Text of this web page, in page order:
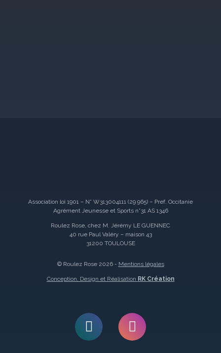
Association loi 1901 – N° W313004111 (29 965) – Pref. Occitanie
Agrément Jeunesse et Sports n°31 AS 1346
Roulez Rose, chez M. Jérémy LE GUENNEC
40 rue Paul Valéry – maison 43
31200 TOULOUSE
© Roulez Rose 2026 - Mentions légales
Conception, Design et Réalisation RK Création